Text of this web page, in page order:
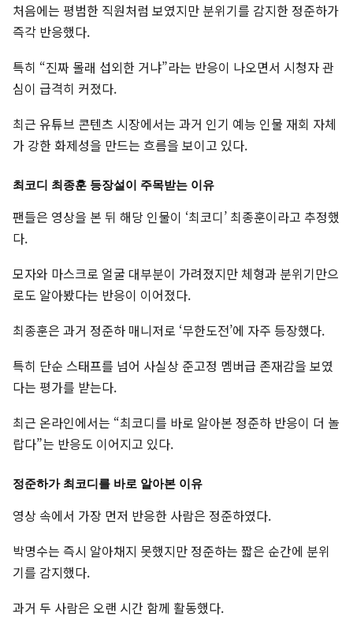
처음에는 평범한 직원처럼 보였지만 분위기를 감지한 정준하가
즉각 반응했다.
특히 “진짜 몰래 섭외한 거냐”라는 반응이 나오면서 시청자 관
심이 급격히 커졌다.
최근 유튜브 콘텐츠 시장에서는 과거 인기 예능 인물 재회 자체
가 강한 화제성을 만드는 흐름을 보이고 있다.
최코디 최종훈 등장설이 주목받는 이유
팬들은 영상을 본 뒤 해당 인물이 ‘최코디’ 최종훈이라고 추정했
다.
모자와 마스크로 얼굴 대부분이 가려졌지만 체형과 분위기만으
로도 알아봤다는 반응이 이어졌다.
최종훈은 과거 정준하 매니저로 ‘무한도전’에 자주 등장했다.
특히 단순 스태프를 넘어 사실상 준고정 멤버급 존재감을 보였
다는 평가를 받는다.
최근 온라인에서는 “최코디를 바로 알아본 정준하 반응이 더 놀
랍다”는 반응도 이어지고 있다.
정준하가 최코디를 바로 알아본 이유
영상 속에서 가장 먼저 반응한 사람은 정준하였다.
박명수는 즉시 알아채지 못했지만 정준하는 짧은 순간에 분위
기를 감지했다.
과거 두 사람은 오랜 시간 함께 활동했다.